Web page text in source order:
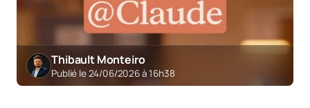
Thibault Monteiro
Publié le 24/06/2026 à 16h38